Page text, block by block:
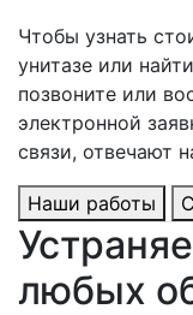
Чтобы узнать
унитазе или
позвоните или
электронной
связи, отвечают
Наши работы
любых